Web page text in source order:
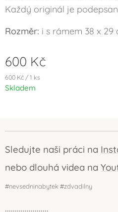
Každý originál je
Rozměr: i s rámem 38 x 29
600 Kč
600 Kč / 1 ks
Skladem
Sledujte naši práci na
nebo dlouhá videa na
#nevsedninabytek #zdvadilny
......................